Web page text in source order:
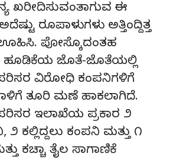
ಖರೀದಿಸುವಂತಾಗುವ ಈ
ರೂಪಾಳುಗಳು ಅತ್ತಿಂದ್ದಿತ್ತ
ಪೋಸ್ಕೊದಂತಹ
ಹೂಡಿಕೆಯ ಜೊತೆ-ಜೊತೆಯಲ್ಲಿ
ವಿರೋಧಿ ಕಂಪನಿಗಳಿಗೆ
ತೂರಿ ಮಣೆ ಹಾಕಲಾಗಿದೆ.
ಇಲಾಖೆಯ ಪ್ರಕಾರ ೨
೨ ಕಲ್ಲಿದ್ದಲು ಕಂಪನಿ ಮತ್ತು ೧
ಕಚ್ಚಾ ತೈಲ ಸಾಗಾಣಿಕೆ